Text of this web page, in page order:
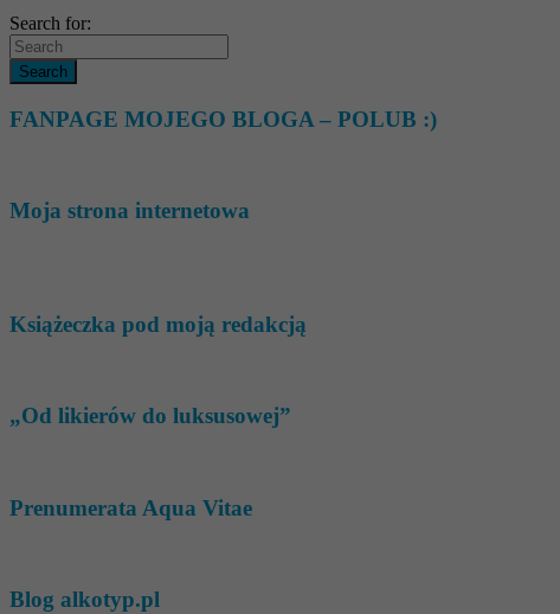
Search for:
FANPAGE MOJEGO BLOGA – POLUB :)
Moja strona internetowa
Książeczka pod moją redakcją
„Od likierów do luksusowej”
Prenumerata Aqua Vitae
Blog alkotyp.pl